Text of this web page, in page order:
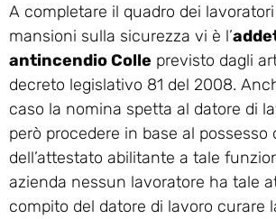
A completare il quadro dei
mansioni sulla sicurezza vi è l’
antincendio Colle previsto dagli
decreto legislativo 81 del 2008.
caso la nomina spetta al datore di
però procedere in base al possesso
dell’attestato abilitante a tale
azienda nessun lavoratore ha tale
compito del datore di lavoro curare